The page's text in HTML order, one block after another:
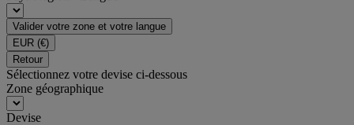
Valider votre zone et votre langue
EUR (€)
Retour
Sélectionnez votre devise ci-dessous
Zone géographique
Devise